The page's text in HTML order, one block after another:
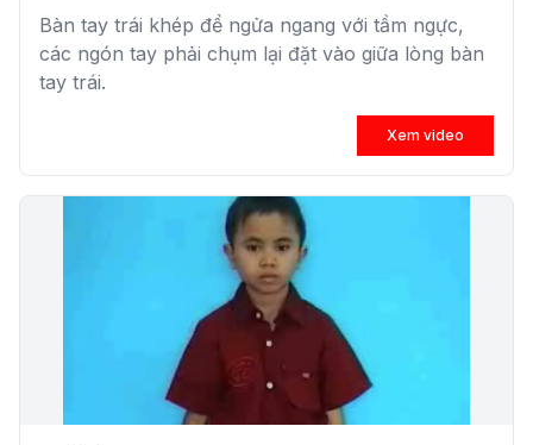
Bàn tay trái khép để ngửa ngang với tầm ngực,
các ngón tay phải chụm lại đặt vào giữa lòng bàn
tay trái.
Xem video